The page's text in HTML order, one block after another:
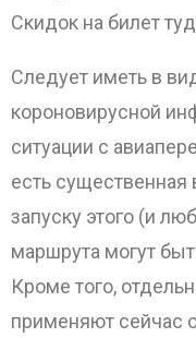
Скидок на билет
Следует иметь в
короновирусной
ситуации с
есть существенная
запуску этого (и
маршрута могут
Кроме того,
применяют сейчас